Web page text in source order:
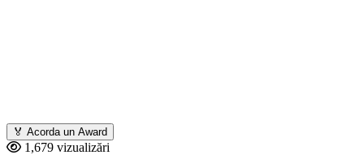
🏅 Acorda un Award
1,679 vizualizări